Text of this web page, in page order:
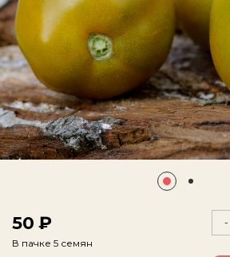
50
В пачке 5 семян
-